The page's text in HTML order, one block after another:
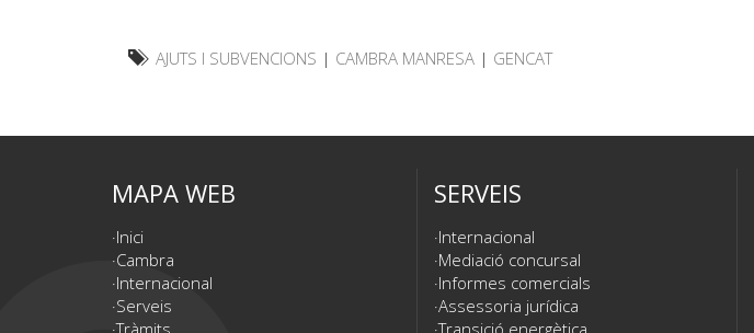
AJUTS I SUBVENCIONS | CAMBRA MANRESA | GENCAT
MAPA WEB
Inici
Cambra
Internacional
Serveis
Tràmits
SERVEIS
Internacional
Mediació concursal
Informes comercials
Assessoria jurídica
Transició energètica